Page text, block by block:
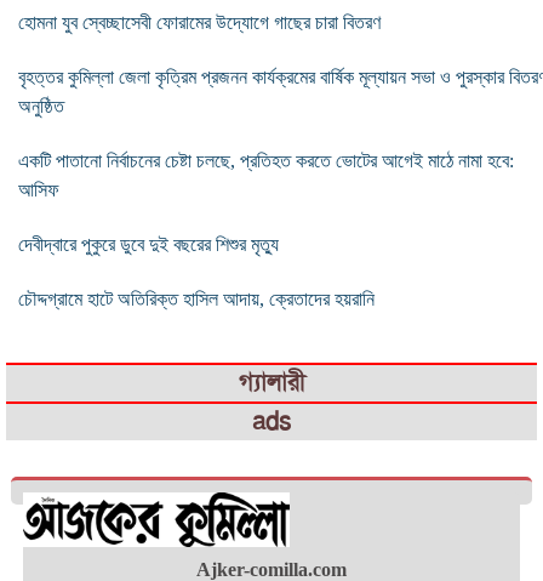
হোমনা যুব স্বেচ্ছাসেবী ফোরামের উদ্যোগে গাছের চারা বিতরণ
বৃহত্তর কুমিল্লা জেলা কৃত্রিম প্রজনন কার্যক্রমের বার্ষিক মূল্যায়ন সভা ও পুরস্কার
অনুষ্ঠিত
একটি পাতানো নির্বাচনের চেষ্টা চলছে, প্রতিহত করতে ভোটের আগেই মাঠে নামা হবে:
আসিফ
দেবীদ্বারে পুকুরে ডুবে দুই বছরের শিশুর মৃত্যু
চৌদ্দগ্রামে হাটে অতিরিক্ত হাসিল আদায়, ক্রেতাদের হয়রানি
গ্যালারী
ads
Ajker-comilla.com